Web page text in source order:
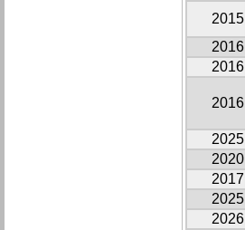
2015
2016
2016
2016
2025
2020
2017
2025
2026